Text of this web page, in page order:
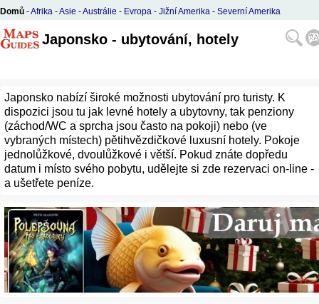
Domů -Afrika -Asie -Austrálie - Evropa - Jižní Amerika - Severní Amerika
Japonsko - ubytování, hotely
Japonsko nabízí široké možnosti ubytování pro turisty. K
dispozici jsou tu jak levné hotely a ubytovny, tak penziony
(záchod/WC a sprcha jsou často na pokoji) nebo (ve
vybraných místech) pětihvězdičkové luxusní hotely. Pokoje
jednolůžkové, dvoulůžkové i větší. Pokud znáte dopředu
datum i místo svého pobytu, udělejte si zde rezervaci on-line -
a ušetřete peníze.